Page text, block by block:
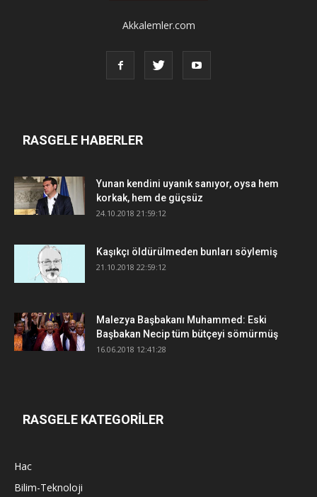
Akkalemler.com
RASGELE HABERLER
Yunan kendini uyanık sanıyor, oysa hem
korkak, hem de güçsüz
24.10.2018 21:59:12
Kaşıkçı öldürülmeden bunları söylemiş
21.10.2018 22:59:12
Malezya Başbakanı Muhammed: Eski
Başbakan Necip tüm bütçeyi sömürmüş
16.06.2018 12:41:28
RASGELE KATEGORİLER
Hac
Bilim-Teknoloji